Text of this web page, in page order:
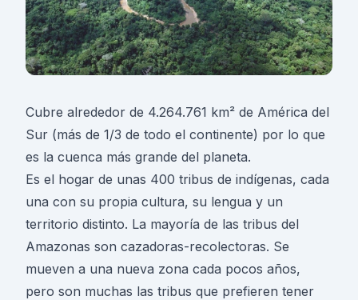
Cubre alrededor de 4.264.761 km² de América del
Sur (más de 1/3 de todo el continente) por lo que
es la cuenca más grande del planeta.
Es el hogar de unas 400 tribus de indígenas, cada
una con su propia cultura, su lengua y un
territorio distinto. La mayoría de las tribus del
Amazonas son cazadoras-recolectoras. Se
mueven a una nueva zona cada pocos años,
pero son muchas las tribus que prefieren tener